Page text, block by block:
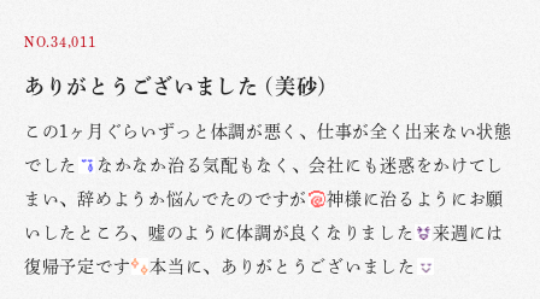
NO.34,011
ありがとうございました (美砂)
この1ヶ月ぐらいずっと体調が悪く、仕事が全く出来ない状態
でした
なかなか治る気配もなく、会社にも迷惑をかけてし
まい、辞めようか悩んでたのですが
神様に治るようにお願
いしたところ、嘘のように体調が良くなりました
来週には
復帰予定です
本当に、ありがとうございました